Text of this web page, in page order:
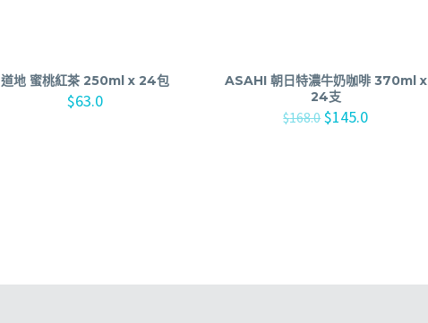
道地 蜜桃紅茶 250ml x 24包
$63.0
ASAHI 朝日特濃牛奶咖啡 370ml x
24支
$168.0 $145.0